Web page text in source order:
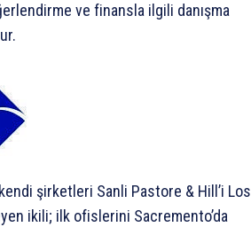
ve finansla ilgili danışma
şirketleri Sanli Pastore & Hill’i Los
ikili; ilk ofislerini Sacremento’da